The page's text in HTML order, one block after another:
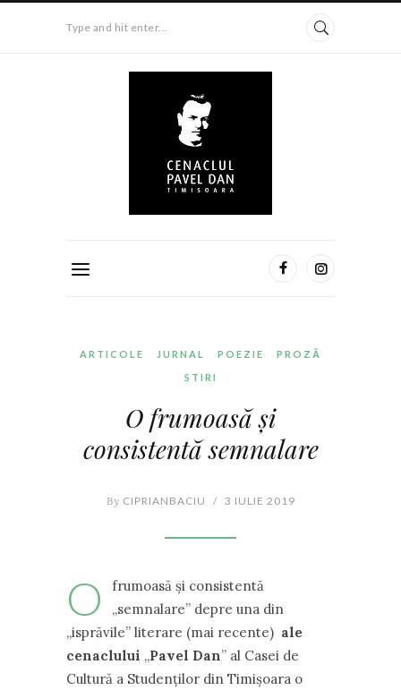
Type and hit enter...
ARTICOLE JURNAL POEZIE
PROZĂ
STIRI
O frumoasă și
consistentă semnalare
By CIPRIANBACIU / 3 IULIE 2019
O
frumoasă și consistentă
,,semnalare” depre una din
,,isprăvile” literare (mai recente) ale
cenaclului ,,Pavel Dan” al Casei de
Cultură a Studenților din Timișoara o